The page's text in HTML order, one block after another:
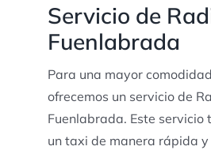
Servicio de
Fuenlabrada
Para una mayor
ofrecemos un servicio de
Fuenlabrada. Este
un taxi de manera rápida y